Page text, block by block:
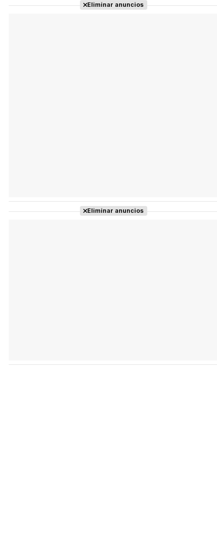
Eliminar anuncios
Eliminar anuncios